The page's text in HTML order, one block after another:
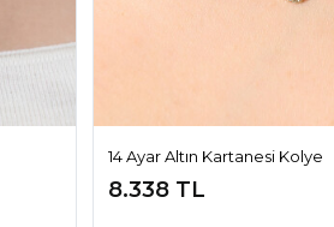
14 Ayar Altın Kartanesi Kolye
8.338 TL